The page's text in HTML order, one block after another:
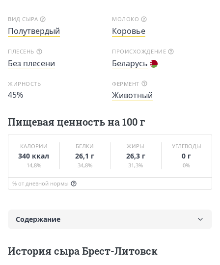
ВИД СЫРА
Полутвердый
МОЛОКО
Коровье
ПЛЕСЕНЬ
Без плесени
ПРОИСХОЖДЕНИЕ
Беларусь
ЖИРНОСТЬ
45%
ФЕРМЕНТ
Животный
Пищевая ценность на 100 г
КАЛОРИИ
340 ккал
14,8%
БЕЛКИ
26,1 г
34,8%
ЖИРЫ
26,3 г
31,3%
УГЛЕВОДЫ
0 г
0%
% от дневной нормы
Содержание
Вкус и калорийность Брест-Литовского сорта сыра
История сыра Брест-Литовск